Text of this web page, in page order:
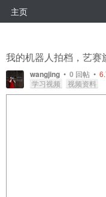
主页
我的机器人拍档，艺赛
wangjing • 0 回帖 •
学习视频
视频资料